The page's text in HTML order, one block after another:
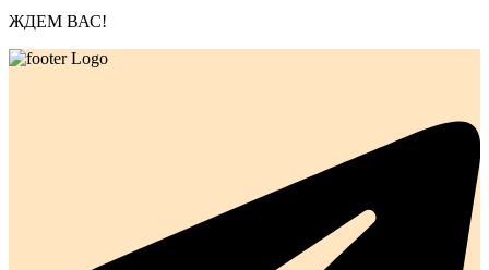
ЖДЕМ ВАС!